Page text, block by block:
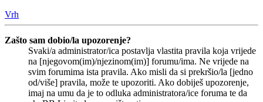
Vrh
Zašto sam dobio/la upozorenje?
Svaki/a administrator/ica postavlja vlastita pravila koja vrijede
na [njegovom(im)/njezinom(im)] forumu/ima. Ne vrijede na
svim forumima ista pravila. Ako misli da si prekršio/la [jedno
od/više] pravila, može te upozoriti. Ako dobiješ upozorenje,
imaj na umu da je to odluka administratora/ice foruma te da